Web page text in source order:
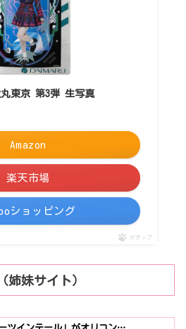
東京 第3弾 生写真
Amazon
楽天市場
ショッピング
ポチップ
姉妹サイト）